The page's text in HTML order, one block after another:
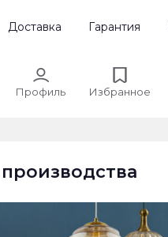
Доставка Гарантия
Профиль Избранное